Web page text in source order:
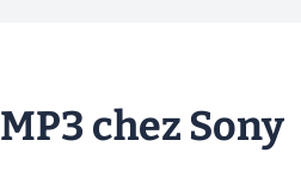
chez Sony